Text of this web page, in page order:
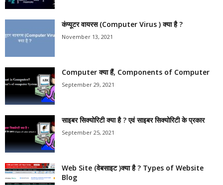
कंप्यूटर वायरस (Computer Virus ) क्या है ?
November 13, 2021
Computer क्या हैं, Components of Computer
September 29, 2021
साइबर सिक्योरिटी क्या है ? एवं साइबर सिक्योरिटी के प्रकार
September 25, 2021
Web Site (वेबसाइट )क्या है ? Types of Website
Blog